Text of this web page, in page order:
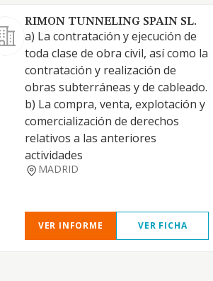
RIMON TUNNELING SPAIN SL.
a) La contratación y ejecución de
toda clase de obra civil, así como la
contratación y realización de
obras subterráneas y de cableado.
b) La compra, venta, explotación y
comercialización de derechos
relativos a las anteriores
actividades
MADRID
VER INFORME VER FICHA